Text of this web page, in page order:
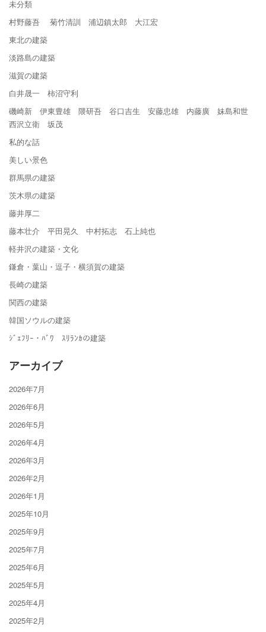
未分類
村野藤吾 菊竹清訓 浦辺鎮太郎 大江宏
東北の建築
淡路島の建築
滋賀の建築
白井晟一 柿沼守利
磯崎新 伊東豊雄 隈研吾 谷口吉生 安藤忠雄 内藤廣 妹島和世
西沢立衛 坂茂
私的な話
美しい景色
群馬県の建築
茨木県の建築
藤井厚二
藤本壮介 平田晃久 中村拓志 石上純也
軽井沢の建築・文化
鎌倉・葉山・逗子・横須賀の建築
長崎の建築
関西の建築
韓国ソウルの建築
ｼﾞｪﾌﾘｰ・ﾊﾞﾜ ｽﾘﾗﾝｶの建築
アーカイブ
2026年7月
2026年6月
2026年5月
2026年4月
2026年3月
2026年2月
2026年1月
2025年10月
2025年9月
2025年7月
2025年6月
2025年5月
2025年4月
2025年2月